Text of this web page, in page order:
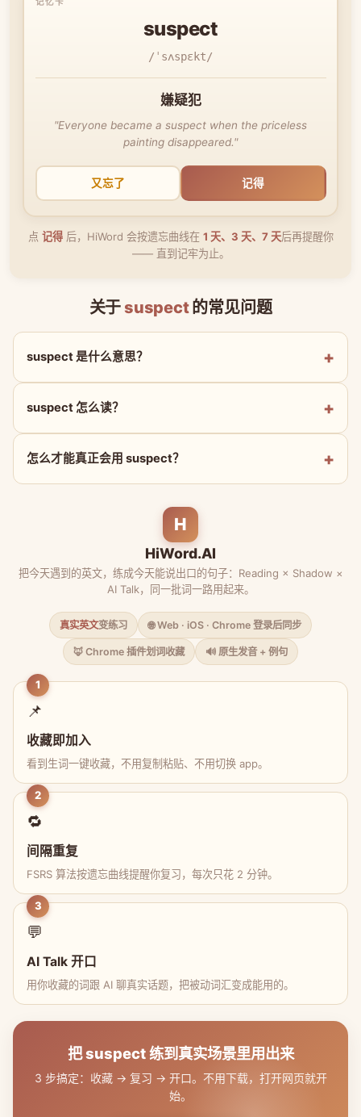
suspect
/ˈsʌspɛkt/
嫌疑犯
"Everyone became a suspect when the priceless
painting disappeared."
又忘了 记得
点 记得后，HiWord 会按遗忘曲线在 1 天、3 天、7 天后再提醒你
—— 直到记牢为止。
关于 suspect的常见问题
suspect 是什么意思？
suspect 怎么读？
怎么才能真正会用 suspect？
H
HiWord.AI
把今天遇到的英文，练成今天能说出口的句子：Reading × Shadow ×
AI Talk，同一批词一路用起来。
真实英文变练习 🌐 Web · iOS · Chrome 登录后同步
🦊 Chrome 插件划词收藏 🔊 原生发音 + 例句
1
📌
收藏即加入
看到生词一键收藏，不用复制粘贴、不用切换 app。
2
🔁
间隔重复
FSRS 算法按遗忘曲线提醒你复习，每次只花 2 分钟。
3
💬
AI Talk 开口
用你收藏的词跟 AI 聊真实话题，把被动词汇变成能用的。
把 suspect 练到真实场景里用出来
3 步搞定：收藏 → 复习 → 开口。不用下载，打开网页就开
始。